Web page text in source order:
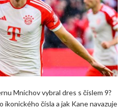
Mnichov vybral dres s číslem 9?
čísla a jak Kane navazuje